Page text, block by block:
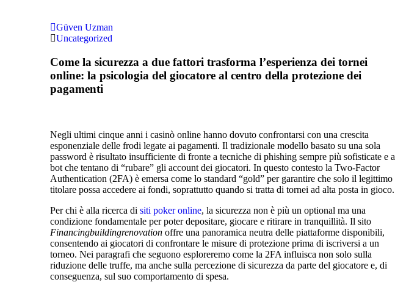
Güven Uzman
Uncategorized
Come la sicurezza a due fattori trasforma l’esperienza dei tornei
online: la psicologia del giocatore al centro della protezione dei
pagamenti
Negli ultimi cinque anni i casinò online hanno dovuto confrontarsi con una crescita
esponenziale delle frodi legate ai pagamenti. Il tradizionale modello basato su una sola
password è risultato insufficiente di fronte a tecniche di phishing sempre più sofisticate e a
bot che tentano di “rubare” gli account dei giocatori. In questo contesto la Two‑Factor
Authentication (2FA) è emersa come lo standard “gold” per garantire che solo il legittimo
titolare possa accedere ai fondi, soprattutto quando si tratta di tornei ad alta posta in gioco.
Per chi è alla ricerca di siti poker online, la sicurezza non è più un optional ma una
condizione fondamentale per poter depositare, giocare e ritirare in tranquillità. Il sito
Financingbuildingrenovation offre una panoramica neutra delle piattaforme disponibili,
consentendo ai giocatori di confrontare le misure di protezione prima di iscriversi a un
torneo. Nei paragrafi che seguono esploreremo come la 2FA influisca non solo sulla
riduzione delle truffe, ma anche sulla percezione di sicurezza da parte del giocatore e, di
conseguenza, sul suo comportamento di spesa.